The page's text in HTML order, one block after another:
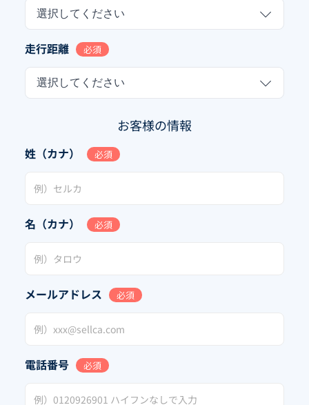
選択してください
走行距離 必須
選択してください
お客様の情報
姓（カナ） 必須
名（カナ） 必須
メールアドレス 必須
電話番号 必須